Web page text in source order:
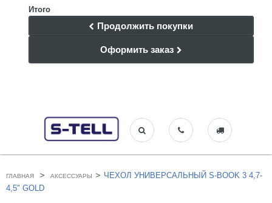
Итого
Продолжить покупки
Оформить заказ
ГЛАВНАЯ > АКСЕССУАРЫ > ЧЕХОЛ УНИВЕРСАЛЬНЫЙ S-BOOK 3 4,7-
4,5" GOLD